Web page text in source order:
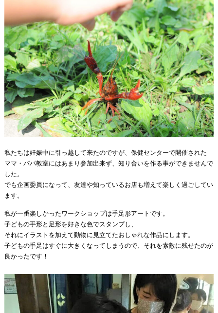
私たちは妊娠中に引っ越して来たのですが、保健センターで開催された
ママ・パパ教室にはあまり参加出来ず、知り合いを作る事ができませんで
した。
でも企画委員になって、友達や知っているお店も増えて楽しく過ごしてい
ます。
私が一番楽しかったワークショップは手足形アートです。
子どもの手形と足形を好きな色でスタンプし、
それにイラストを加えて動物に見立てたおしゃれな作品にします。
子どもの手足はすぐに大きくなってしまうので、それを素敵に残せたのが
良かったです！